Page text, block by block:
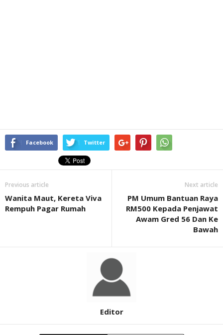
Facebook Twitter
Previous article
Wanita Maut, Kereta Viva
Rempuh Pagar Rumah
Next article
PM Umum Bantuan Raya
RM500 Kepada Penjawat
Awam Gred 56 Dan Ke
Bawah
Editor